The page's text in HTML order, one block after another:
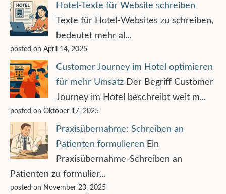
Hotel-Texte für Website schreiben
Texte für Hotel-Websites zu schreiben,
bedeutet mehr al...
posted on April 14, 2025
Customer Journey im Hotel optimieren
für mehr Umsatz Der Begriff Customer
Journey im Hotel beschreibt weit m...
posted on Oktober 17, 2025
Praxisübernahme: Schreiben an
Patienten formulieren Ein
Praxisübernahme-Schreiben an
Patienten zu formulier...
posted on November 23, 2025